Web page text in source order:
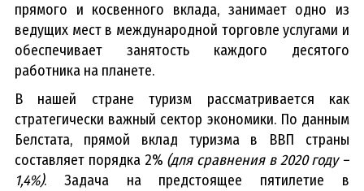
прямого и косвенного вклада, занимает одно из
ведущих мест в международной торговле услугами и
обеспечивает занятость каждого десятого
работника на планете.
В нашей стране туризм рассматривается как
стратегически важный сектор экономики. По данным
Белстата, прямой вклад туризма в ВВП страны
составляет порядка 2% (для сравнения в 2020 году –
1,4%). Задача на предстоящее пятилетие в